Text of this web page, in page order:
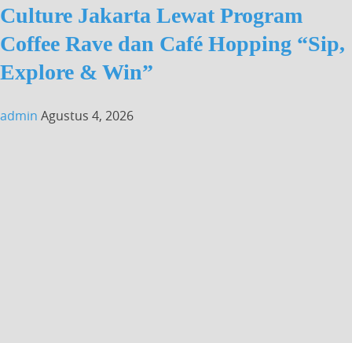
Culture Jakarta Lewat Program
Coffee Rave dan Café Hopping “Sip,
Explore & Win”
admin Agustus 4, 2026